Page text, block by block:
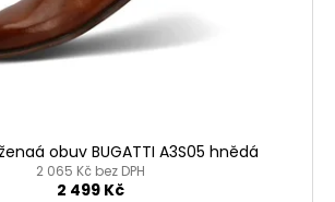
obuv BUGATTI A3S05 hnědá
2 065 Kč bez DPH
2 499 Kč